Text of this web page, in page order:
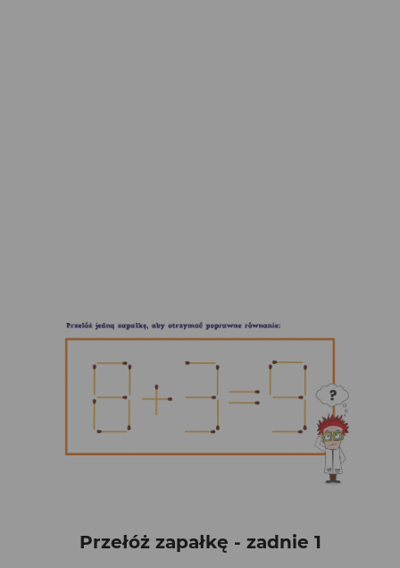
Przełóż zapałkę - zadnie 1